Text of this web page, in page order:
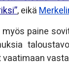
, eikä
paine